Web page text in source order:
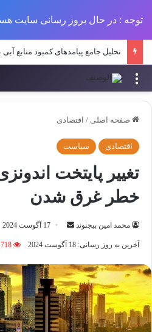
توجه : در حال بروز رسانی سایت
منو
صفحه اصلی / اقتصادی
اقتصادی سیاست
تغییر پایتخت
خطر غرق شدن
محمد امین بیجنوند
ارسال
ایمیل
17 آگوست 2024
آخرین به روز رسانی: 18 آگوست 2024